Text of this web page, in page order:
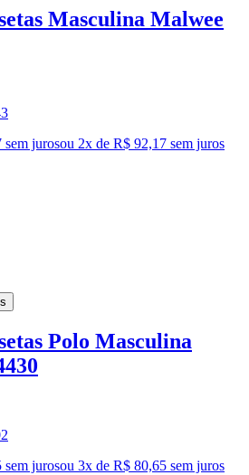
Masculina Malwee
sem jurosou 2x de R$ 92,17 sem juros
Polo Masculina
sem jurosou 3x de R$ 80,65 sem juros